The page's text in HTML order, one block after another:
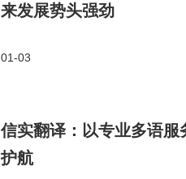
来发展势头强劲
01-03
信实翻译：以专业多语
护航